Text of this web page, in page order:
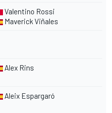
Valentino Rossi
Maverick Viñales
Alex Rins
Aleix Espargaró